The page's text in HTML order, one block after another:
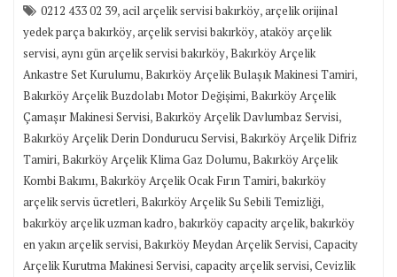
0212 433 02 39,acil arçelik servisi bakırköy,arçelik orijinal
yedek parça bakırköy,arçelik servisi bakırköy,ataköy arçelik
servisi,aynı gün arçelik servisi bakırköy,Bakırköy Arçelik
Ankastre Set Kurulumu,Bakırköy Arçelik Bulaşık Makinesi Tamiri,
Bakırköy Arçelik Buzdolabı Motor Değişimi,Bakırköy Arçelik
Çamaşır Makinesi Servisi,Bakırköy Arçelik Davlumbaz Servisi,
Bakırköy Arçelik Derin Dondurucu Servisi,Bakırköy Arçelik Difriz
Tamiri,Bakırköy Arçelik Klima Gaz Dolumu,Bakırköy Arçelik
Kombi Bakımı,Bakırköy Arçelik Ocak Fırın Tamiri,bakırköy
arçelik servis ücretleri,Bakırköy Arçelik Su Sebili Temizliği,
bakırköy arçelik uzman kadro,bakırköy capacity arçelik,bakırköy
en yakın arçelik servisi,Bakırköy Meydan Arçelik Servisi,Capacity
Arçelik Kurutma Makinesi Servisi,capacity arçelik servisi,Cevizlik